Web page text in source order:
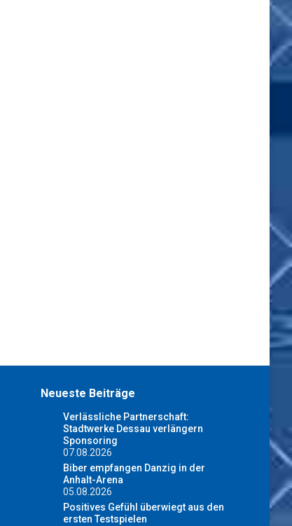
Neueste Beiträge
Verlässliche Partnerschaft:
Stadtwerke Dessau verlängern
Sponsoring
07.08.2026
Biber empfangen Danzig in der
Anhalt-Arena
05.08.2026
Positives Gefühl überwiegt aus den
ersten Testspielen